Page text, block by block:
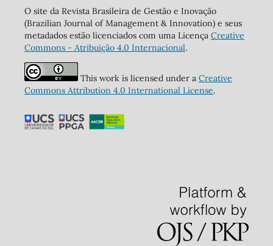
O site da Revista Brasileira de Gestão e Inovação
(Brazilian Journal of Management & Innovation) e seus
metadados estão licenciados com uma Licença Creative
Commons - Atribuição 4.0 Internacional.
This work is licensed under a Creative
Commons Attribution 4.0 International License.